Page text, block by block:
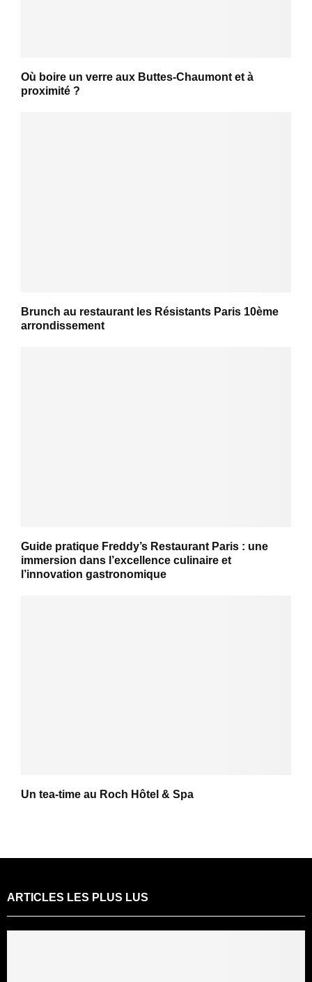
Où boire un verre aux Buttes-Chaumont et à
proximité ?
Brunch au restaurant les Résistants Paris 10ème
arrondissement
Guide pratique Freddy’s Restaurant Paris : une
immersion dans l’excellence culinaire et
l’innovation gastronomique
Un tea-time au Roch Hôtel & Spa
ARTICLES LES PLUS LUS